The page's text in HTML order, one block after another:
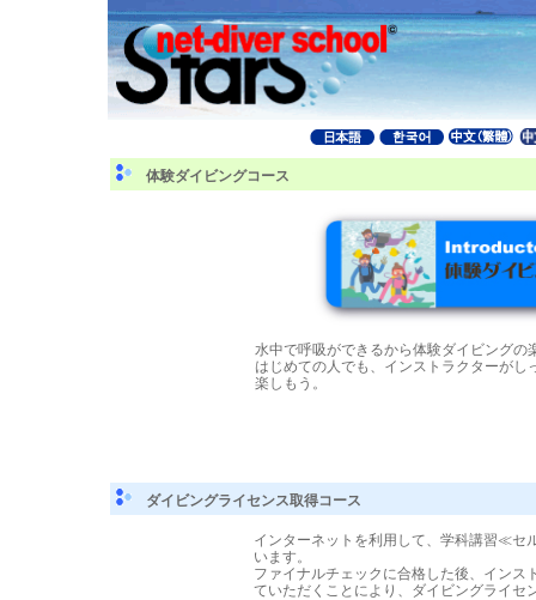
体験ダイビングコース
水中で呼吸ができるから体験ダイビング
はじめての人でも、インストラクターが
楽しもう。
ダイビングライセンス取得コース
インターネットを利用して、学科講習≪
います。
ファイナルチェックに合格した後、イン
ていただくことにより、ダイビングライセ